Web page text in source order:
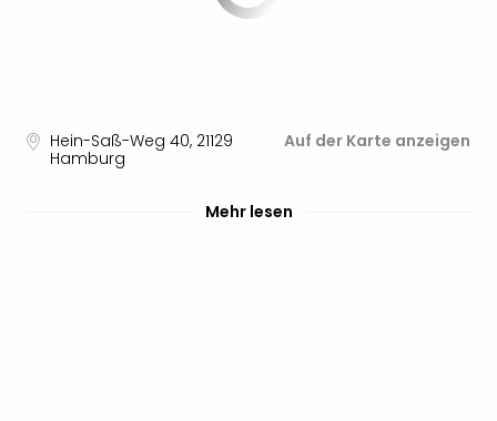
Hein-Saß-Weg 40, 21129
Hamburg
Auf der Karte anzeigen
Mehr lesen